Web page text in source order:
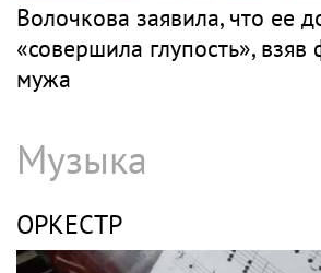
Волочкова заявила, что ее
«совершила глупость»,
мужа
Музыка
ОРКЕСТР